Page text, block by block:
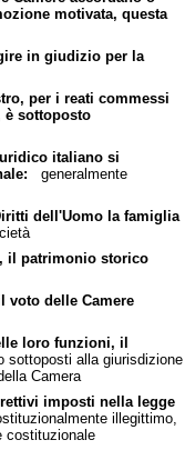
motivata, questa
in giudizio per la
per i reati commessi
sottoposto
italiano si
generalmente
dell'Uomo la famiglia
il patrimonio storico
voto delle Camere
loro funzioni, il
sottoposti alla giurisdizione
Camera
imposti nella legge
illegittimo,
costituzionale